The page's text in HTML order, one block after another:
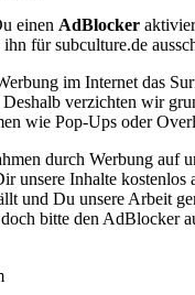
einen AdBlocker
für subculture.de
im Internet das
verzichten wir
wie Pop-Ups oder
durch Werbung auf
unsere Inhalte kostenlos
und Du unsere Arbeit
bitte den AdBlocker